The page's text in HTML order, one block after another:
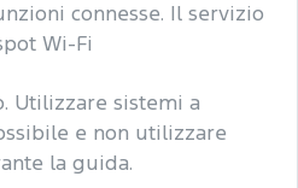
connesse. Il servizio
Wi-Fi
Utilizzare sistemi a
e non utilizzare
la guida.